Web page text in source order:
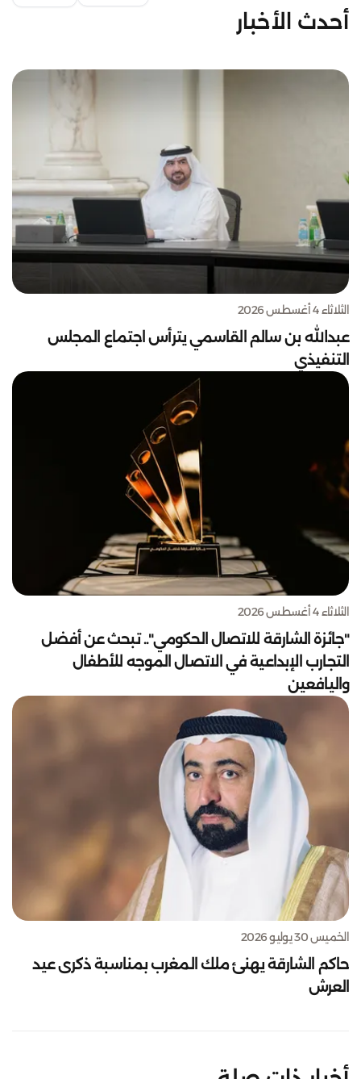
أحدث الأخبار
الثلاثاء 4 أغسطس 2026
عبدالله بن سالم القاسمي يترأس اجتماع المجلس
التنفيذي
الثلاثاء 4 أغسطس 2026
"جائزة الشارقة للاتصال الحكومي".. تبحث عن أفضل
التجارب الإبداعية في الاتصال الموجه للأطفال
واليافعين
الخميس 30 يوليو 2026
حاكم الشارقة يهنئ ملك المغرب بمناسبة ذكرى عيد
العرش